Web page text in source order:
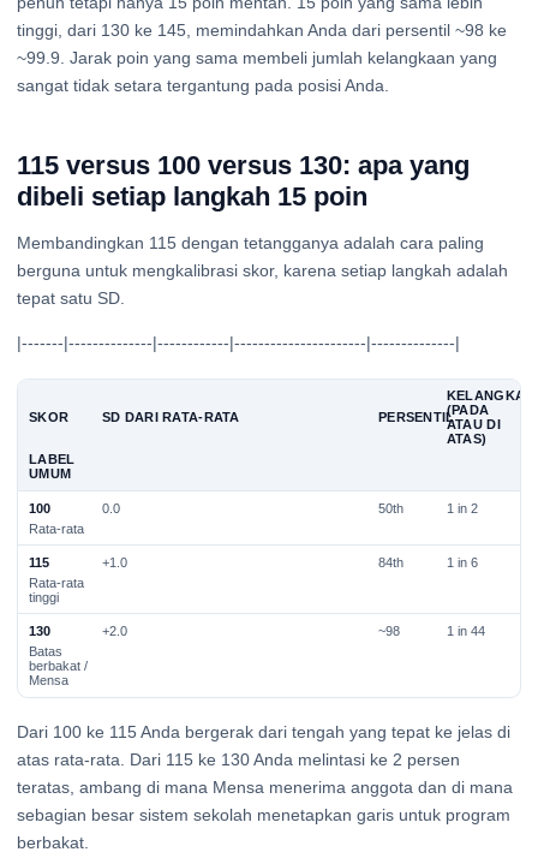
tinggi, dari 130 ke 145, memindahkan Anda dari persentil ~98 ke
~99.9. Jarak poin yang sama membeli jumlah kelangkaan yang
sangat tidak setara tergantung pada posisi Anda.
115 versus 100 versus 130: apa yang
dibeli setiap langkah 15 poin
Membandingkan 115 dengan tetangganya adalah cara paling
berguna untuk mengkalibrasi skor, karena setiap langkah adalah
tepat satu SD.
|-------|--------------|------------|----------------------|--------------|
SKOR SD DARI RATA-RATA PERSENTIL(PADA
ATAU DI
ATAS)
LABEL
UMUM
100 0.0 50th
1 in 2
Rata-rata
115 +1.0 84th
1 in 6
Rata-rata
tinggi
130 +2.0 ~98
1 in 44
Batas
berbakat /
Mensa
Dari 100 ke 115 Anda bergerak dari tengah yang tepat ke jelas di
atas rata-rata. Dari 115 ke 130 Anda melintasi ke 2 persen
teratas, ambang di mana Mensa menerima anggota dan di mana
sebagian besar sistem sekolah menetapkan garis untuk program
berbakat.